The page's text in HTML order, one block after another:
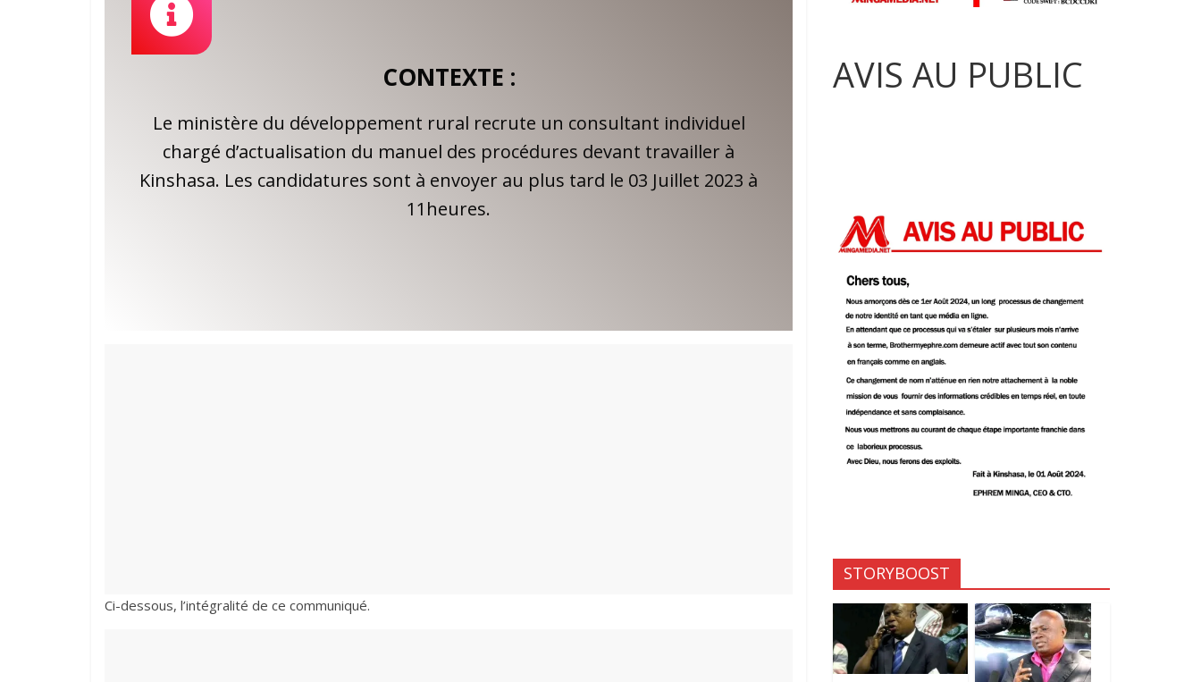
CONTEXTE :
Le ministère du développement rural recrute un consultant individuel
chargé d’actualisation du manuel des procédures devant travailler à
Kinshasa. Les candidatures sont à envoyer au plus tard le 03 Juillet 2023 à
11heures.
Ci-dessous, l’intégralité de ce communiqué.
AVIS AU PUBLIC
STORYBOOST